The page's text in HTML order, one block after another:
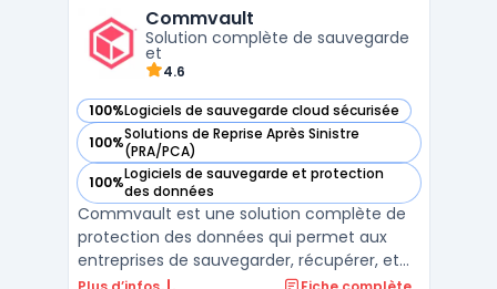
sauvegardes et restaurations de données
sur différents environnements clo ...
Commvault
Solution complète de sauvegarde
et
4.6
100%Logiciels de sauvegarde cloud sécurisée
— voir Commvault dans cette catégorie
100%Solutions de Reprise Après Sinistre
(PRA/PCA)
— voir Commvault dans cette catégorie
100%Logiciels de sauvegarde et protection
des données
— voir Commvault dans cette catégorie
Commvault est une solution complète de
protection des données qui permet aux
entreprises de sauvegarder, récupérer, et
gérer leurs données à travers des